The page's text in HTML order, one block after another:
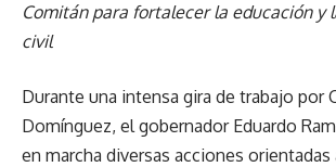
Comitán para fortalecer la educación y
civil
Durante una intensa gira de trabajo por
Domínguez, el gobernador Eduardo
en marcha diversas acciones orientadas